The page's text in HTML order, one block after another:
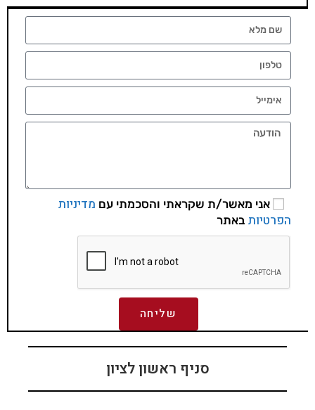
אני מאשר/ת שקראתי והסכמתי עם מדיניות
הפרטיות באתר
שליחה
סניף ראשון לציון